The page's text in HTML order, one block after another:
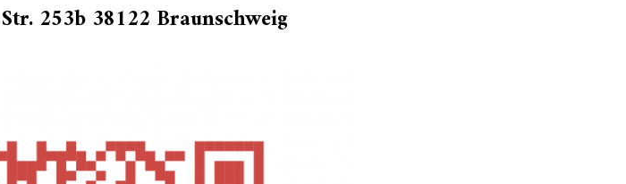
253b 38122 Braunschweig